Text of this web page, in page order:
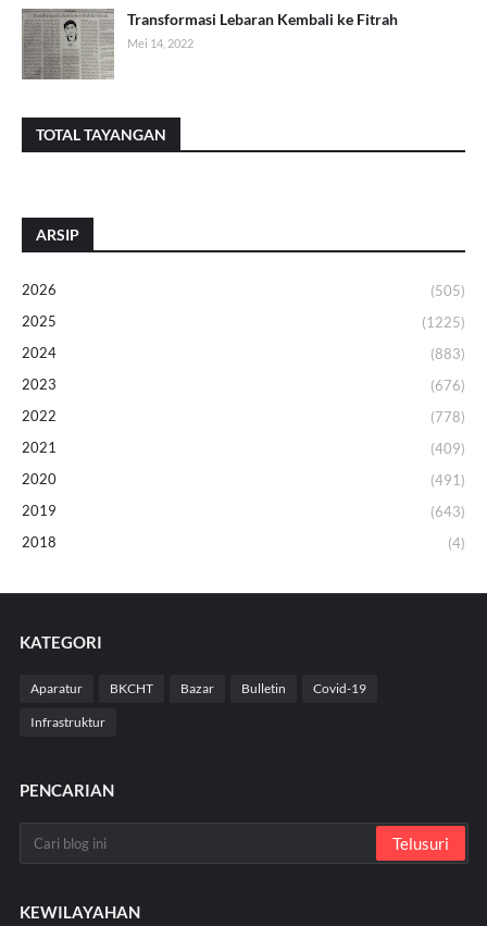
Transformasi Lebaran Kembali ke Fitrah
Mei 14, 2022
TOTAL TAYANGAN
ARSIP
2026
(505)
2025
(1225)
2024
(883)
2023
(676)
2022
(778)
2021
(409)
2020
(491)
2019
(643)
2018
(4)
KATEGORI
Aparatur BKCHT Bazar Bulletin Covid-19
Infrastruktur
PENCARIAN
KEWILAYAHAN